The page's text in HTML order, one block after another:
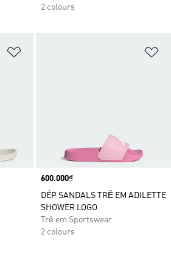
2 colours
Price
600.000₫
DÉP SANDALS TRẺ EM ADILETTE
SHOWER LOGO
Trẻ em Sportswear
2 colours